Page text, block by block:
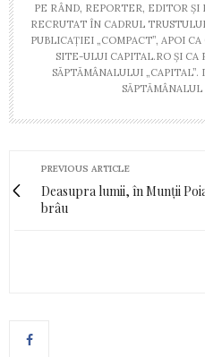
PE RÂND, REPORTER, EDITOR
RECRUTAT ÎN CADRUL
PUBLICAŢIEI „COMPACT”, APOI
SITE-ULUI CAPITAL.RO ŞI CA
SĂPTĂMÂNALULUI
SĂPTĂMÂNALUL
PREVIOUS ARTICLE
Deasupra lumii, în Munții
brâu